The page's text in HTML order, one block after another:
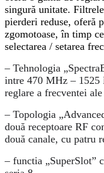
singură unitate.
pierderi reduse, oferă
zgomotoase, în timp
selectarea / setarea
– Tehnologia
intre 470 MHz – 1525
reglare a frecventei
– Topologia
două receptoare RF
două canale, cu patru
– functia „SuperSlot”